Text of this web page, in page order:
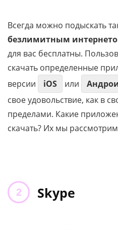
Всегда можно подыскать
безлимитным
для вас бесплатны.
скачать определенные
версии
iOS или
свое удовольствие, как в
пределами. Какие
скачать? Их мы
Skype